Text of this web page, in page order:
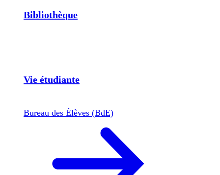
Bibliothèque
Vie étudiante
Bureau des Élèves (BdE)